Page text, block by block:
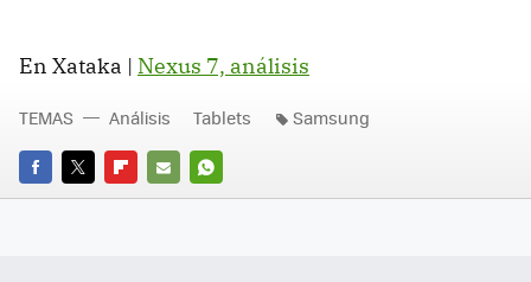
En Xataka | Nexus 7, análisis
FACEBOOK
TWITTERFLIPBOARD
E-
WHATSAPP
TEMAS Análisis Tablets Samsung